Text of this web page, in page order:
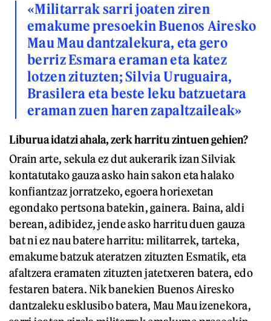
«Militarrak sarri joaten ziren
emakume presoekin Buenos Airesko
Mau Mau dantzalekura, eta gero
berriz Esmara eraman eta katez
lotzen zituzten; Silvia Uruguaira,
Brasilera eta beste leku batzuetara
eraman zuen haren zapaltzaileak»
Liburua idatzi ahala, zerk harritu zintuen gehien?
Orain arte, sekula ez dut aukerarik izan Silviak
kontatutako gauza asko hain sakon eta halako
konfiantzaz jorratzeko, egoera horiexetan
egondako pertsona batekin, gainera. Baina, aldi
berean, adibidez, jende asko harritu duen gauza
bat ni ez nau batere harritu: militarrek, tarteka,
emakume batzuk ateratzen zituzten Esmatik, eta
afaltzera eramaten zituzten jatetxeren batera, edo
festaren batera. Nik banekien Buenos Airesko
dantzaleku esklusibo batera, Mau Mau izenekora,